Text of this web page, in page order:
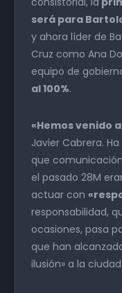
será para
y ahora líder de
Cruz como Ana
equipo de
al 100%.
«Hemos venido
Javier Cabrera.
que
el pasado 28M
actuar con
responsabilidad,
ocasiones, pasa
que han
ilusión» a la ciudad.